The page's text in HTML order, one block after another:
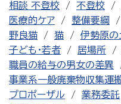
相談 不登校
不登校
医療的ケア
整備要綱
野良猫
猫
伊勢原の
子ども・若者
居場所
職員の給与の男女の差異
事業系一般廃棄物収集運
プロポーザル
業務委託